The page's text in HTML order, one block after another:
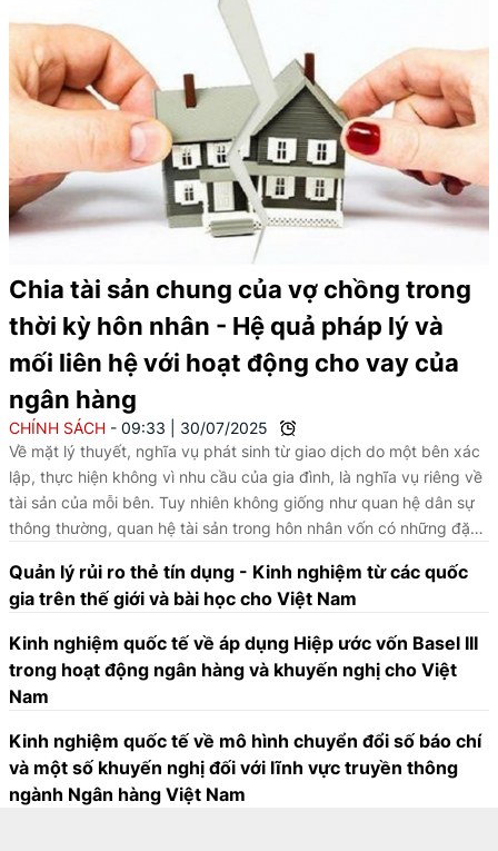
Chia tài sản chung của vợ chồng trong
thời kỳ hôn nhân - Hệ quả pháp lý và
mối liên hệ với hoạt động cho vay của
ngân hàng
CHÍNH SÁCH 09:33
30/07/2025
Về mặt lý thuyết, nghĩa vụ phát sinh từ giao dịch do một bên xác
lập, thực hiện không vì nhu cầu của gia đình, là nghĩa vụ riêng về
tài sản của mỗi bên. Tuy nhiên không giống như quan hệ dân sự
thông thường, quan hệ tài sản trong hôn nhân vốn có những đặc
trong thời kỳ hôn nhân, thì làm sao để xác định được nguồn thu
nhập của bên vợ hoặc chồng sử dụng để trả khoản vay riêng là
mà không có tranh chấp với người còn lại, vẫn là một vấn đề
không đơn giản...
Quản lý rủi ro thẻ tín dụng - Kinh nghiệm từ các quốc
gia trên thế giới và bài học cho Việt Nam
Kinh nghiệm quốc tế về áp dụng Hiệp ước vốn Basel III
trong hoạt động ngân hàng và khuyến nghị cho Việt
Nam
Kinh nghiệm quốc tế về mô hình chuyển đổi số báo chí
và một số khuyến nghị đối với lĩnh vực truyền thông
ngành Ngân hàng Việt Nam